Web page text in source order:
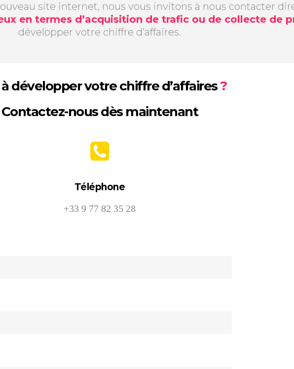
site internet, nous vous invitons à nous contacter
en termes d’acquisition de trafic ou de collecte de
développer votre chiffre d’affaires.
développer votre chiffre d’affaires?
Contactez-nous dès maintenant
Téléphone
+33 9 77 82 35 28